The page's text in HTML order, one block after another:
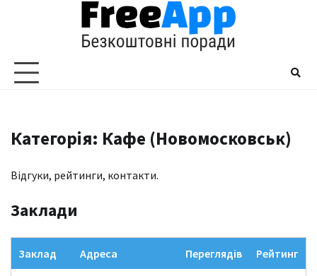
Категорія: Кафе (Новомосковськ)
Відгуки, рейтинги, контакти.
Заклади
Заклад Адреса Переглядів Рейтинг